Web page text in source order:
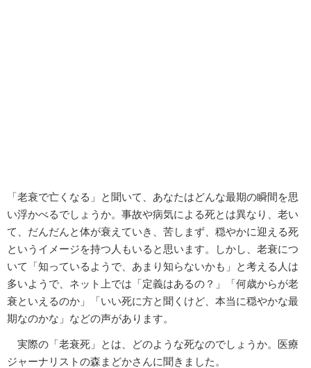
「老衰で亡くなる」と聞いて、あなたはどんな最期の瞬間を思
い浮かべるでしょうか。事故や病気による死とは異なり、老い
て、だんだんと体が衰えていき、苦しまず、穏やかに迎える死
というイメージを持つ人もいると思います。しかし、老衰につ
いて「知っているようで、あまり知らないかも」と考える人は
多いようで、ネット上では「定義はあるの？」「何歳からが老
衰といえるのか」「いい死に方と聞くけど、本当に穏やかな最
期なのかな」などの声があります。
実際の「老衰死」とは、どのような死なのでしょうか。医療
ジャーナリストの森まどかさんに聞きました。